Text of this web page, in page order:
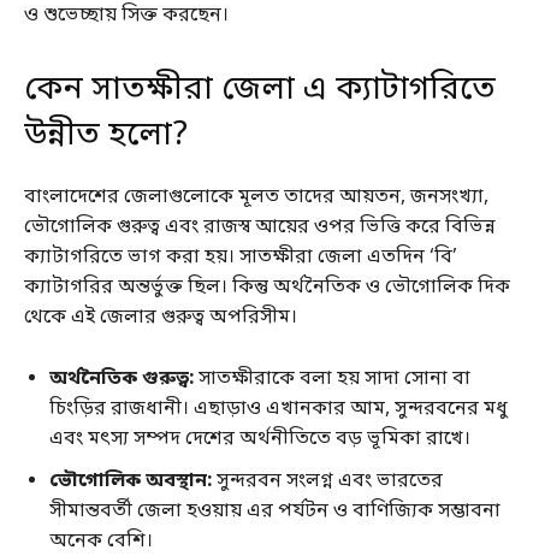
ও শুভেচ্ছায় সিক্ত করছেন।
কেন সাতক্ষীরা জেলা এ ক্যাটাগরিতে
উন্নীত হলো?
বাংলাদেশের জেলাগুলোকে মূলত তাদের আয়তন, জনসংখ্যা,
ভৌগোলিক গুরুত্ব এবং রাজস্ব আয়ের ওপর ভিত্তি করে বিভিন্ন
ক্যাটাগরিতে ভাগ করা হয়। সাতক্ষীরা জেলা এতদিন ‘বি’
ক্যাটাগরির অন্তর্ভুক্ত ছিল। কিন্তু অর্থনৈতিক ও ভৌগোলিক দিক
থেকে এই জেলার গুরুত্ব অপরিসীম।
অর্থনৈতিক গুরুত্ব:সাতক্ষীরাকে বলা হয় সাদা সোনা বা
চিংড়ির রাজধানী। এছাড়াও এখানকার আম, সুন্দরবনের মধু
এবং মৎস্য সম্পদ দেশের অর্থনীতিতে বড় ভূমিকা রাখে।
ভৌগোলিক অবস্থান:সুন্দরবন সংলগ্ন এবং ভারতের
সীমান্তবর্তী জেলা হওয়ায় এর পর্যটন ও বাণিজ্যিক সম্ভাবনা
অনেক বেশি।